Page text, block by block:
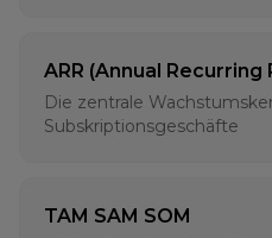
ARR (Annual Recurring
Die zentrale
Subskriptionsgeschäfte
TAM SAM SOM